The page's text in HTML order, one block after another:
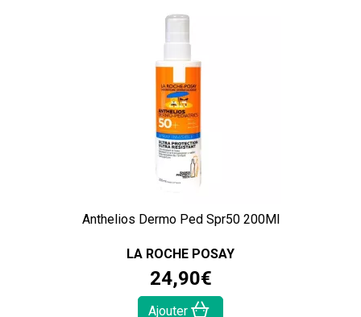
Anthelios Dermo Ped Spr50 200Ml
LA ROCHE POSAY
24,90€
Ajouter